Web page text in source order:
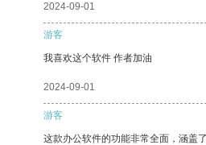
2024-09-01
游客
我喜欢这个软件 作者加油
2024-09-01
游客
这款办公软件的功能非常全面，涵盖